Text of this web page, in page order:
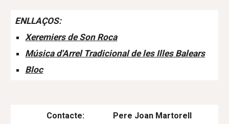
ENLLAÇOS:
Xeremiers de Son Roca
Música d'Arrel Tradicional de les Illes Balears
Bloc
Contacte: Pere Joan Martorell